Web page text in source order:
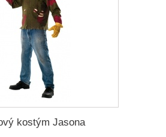
kostým Jasona